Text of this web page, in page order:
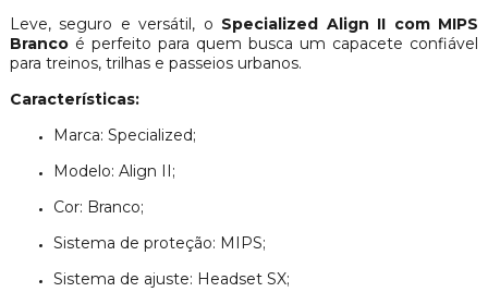
Leve, seguro e versátil, o Specialized Align II com MIPS
Brancoé perfeito para quem busca um capacete confiável
para treinos, trilhas e passeios urbanos.
Características:
Marca: Specialized;
Modelo: Align II;
Cor: Branco;
Sistema de proteção: MIPS;
Sistema de ajuste: Headset SX;